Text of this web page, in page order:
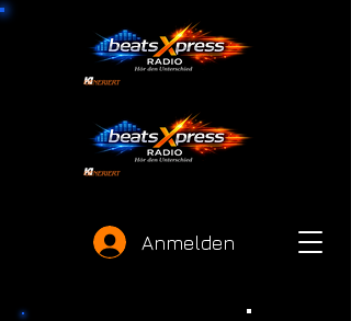
Anmelden